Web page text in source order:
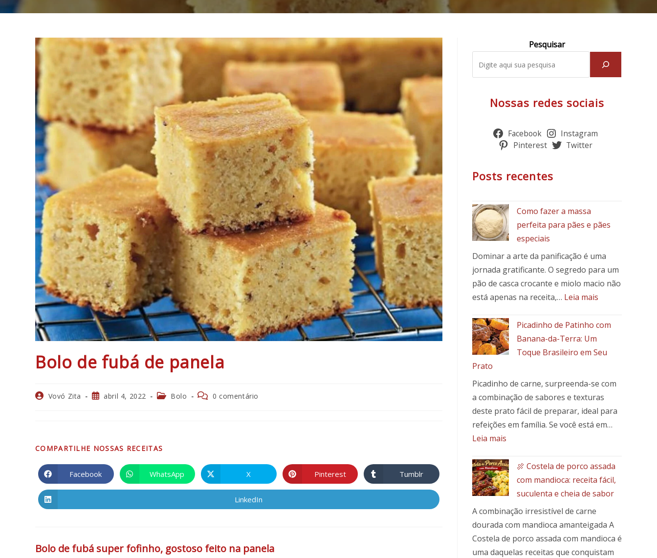
Bolo de fubá de panela
AutorVovó Zita
Postabril 4, 2022
Categoria
Bolo
Comentários
0 comentário
COMPARTILHE NOSSAS RECEITAS
Abre
em
uma
Facebook Abre
em
uma
WhatsApp Abre
em
uma
nova
janela
X Abre
em
uma
Pinterest Abre
em
uma
Tumblr
Abre
em
LinkedIn
Bolo de fubá super fofinho, gostoso feito na panela
Pesquisar
Nossas redes sociais
Facebook
Instagram
Pinterest
Twitter
Posts recentes
Como fazer a massa
perfeita para pães e pães
especiais
Dominar a arte da panificação é uma
jornada gratificante. O segredo para um
pão de casca crocante e miolo macio não
está apenas na receita,… Leia mais
perfeita
pães
e
especiais
Picadinho de Patinho com
Banana-da-Terra: Um
Toque Brasileiro em Seu
Prato
Picadinho de carne, surpreenda-se com
a combinação de sabores e texturas
deste prato fácil de preparar, ideal para
refeições em família. Se você está em…
Leia mais
de
Patinho
com
Banana-
da-
Terra:
Um
Toque
🍖 Costela de porco assada
com mandioca: receita fácil,
suculenta e cheia de sabor
A combinação irresistível de carne
dourada com mandioca amanteigada A
Costela de porco assada com mandioca é
uma daquelas receitas que conquistam